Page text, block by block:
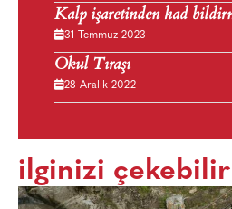
Kalp işaretinden had
31 Temmuz 2023
Okul Tıraşı
28 Aralık 2022
ilginizi çekebilir